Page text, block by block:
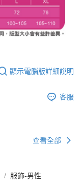
顯示電腦版詳細說明
客服
查看全部
服飾-男性